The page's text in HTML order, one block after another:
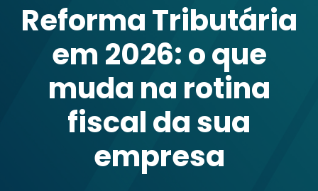
Reforma Tributária
em 2026: o que
muda na rotina
fiscal da sua
empresa